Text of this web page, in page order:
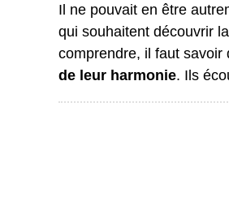
Il ne pouvait en être
qui souhaitent découvrir
comprendre, il faut
de leur harmonie. Ils